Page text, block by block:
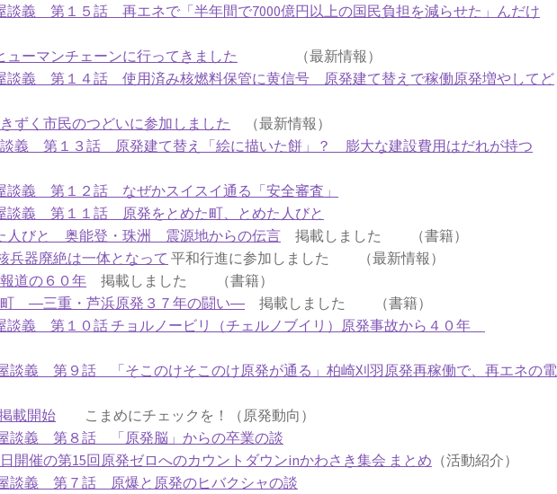
談義 第１５話 再エネで「半年間で7000億円以上の国民負担を減らせた」んだけ
ューマンチェーンに行ってきました
（最新情報）
談義 第１４話 使用済み核燃料保管に黄信号 原発建て替えで稼働原発増やしてど
ずく市民のつどいに参加しました
（最新情報）
談義 第１３話 原発建て替え「絵に描いた餅」？ 膨大な建設費用はだれが持つ
談義 第１２話 なぜかスイスイ通る「安全審査」
談義 第１１話 原発をとめた町、とめた人びと
人びと 奥能登・珠洲 震源地からの伝言 掲載しました （書籍）
兵器廃絶は一体となって 平和行進に参加しました （最新情報）
道の６０年 掲載しました （書籍）
町 ―三重・芦浜原発３７年の闘い― 掲載しました （書籍）
談義 第１０話 チョルノービリ（チェルノブイリ）原発事故から４０年
談義 第９話 「そこのけそこのけ原発が通る」柏崎刈羽原発再稼働で、再エネの電
載開始 こまめにチェックを！（原発動向）
談義 第８話 「原発脳」からの卒業の談
日開催の第15回原発ゼロへのカウントダウンinかわさき集会 まとめ （活動紹介）
談義 第７話 原爆と原発のヒバクシャの談